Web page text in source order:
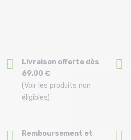
Livraison offerte dès
69.00 €
(Voir les produits non
éligibles)
Remboursement et